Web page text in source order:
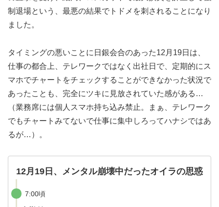
制退場という、最悪の結果でトドメを刺されることになり
ました。
タイミングの悪いことに日銀会合のあった12月19日は、
仕事の都合上、テレワークではなく出社日で、定期的にス
マホでチャートをチェックすることができなかった状況で
あったことも、完全にツキに見放されていた感がある…
（業務席には個人スマホ持ち込み禁止。まぁ、テレワーク
でもチャートみてないで仕事に集中しろってハナシではあ
るが…）。
12月19日、メンタル崩壊中だったオイラの思惑
7:00頃